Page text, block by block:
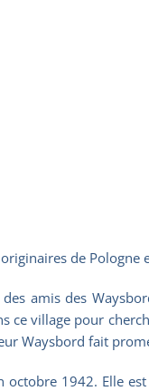
de
amis des
ce village pour
Waysbord fait
1942. Elle